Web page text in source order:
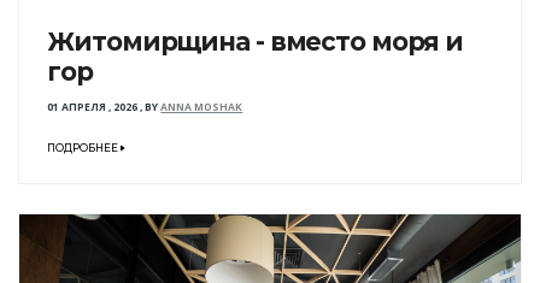
Житомирщина - вместо моря и
гор
01 АПРЕЛЯ , 2026,BYANNA MOSHAK
ПОДРОБНЕЕ